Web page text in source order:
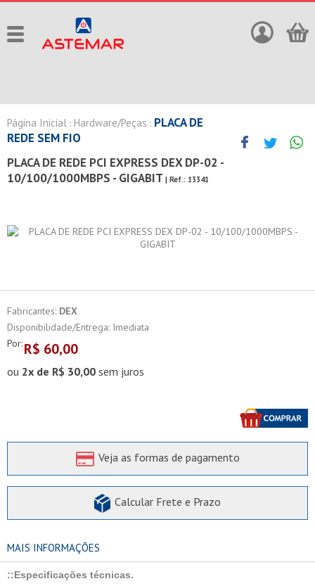
Página Inicial : Hardware/Peças : PLACA DE
REDE SEM FIO
PLACA DE REDE PCI EXPRESS DEX DP-02 -
10/100/1000MBPS - GIGABIT | Ref.: 13341
Fabricantes: DEX
Disponibilidade/Entrega: Imediata
Por:R$ 60,00
ou 2x de R$ 30,00 sem juros
Veja as formas de pagamento
Calcular Frete e Prazo
MAIS INFORMAÇÕES
::Especificações técnicas.